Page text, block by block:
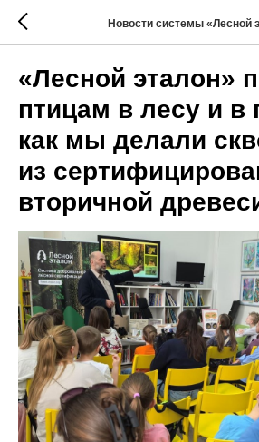
Новости системы «Лесной
«Лесной эталон»
птицам в лесу и в
как мы делали
из
вторичной